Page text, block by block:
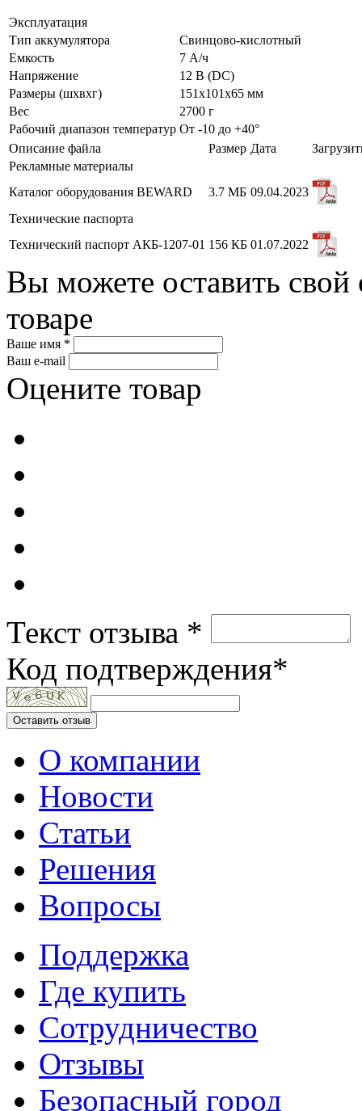
Эксплуатация
Тип аккумулятора
Свинцово-кислотный
Емкость
7 А/ч
Напряжение
12 В (DС)
Размеры (шхвхг)
151х101х65 мм
Вес
2700 г
Рабочий диапазон температур От -10 до +40°
Описание файла
Размер Дата
Рекламные материалы
Каталог оборудования BEWARD
3.7 МБ 09.04.2023
Технические паспорта
Технический паспорт АКБ-1207-01 156 КБ 01.07.2022
Вы можете оставить свой
товаре
Ваше имя *
Ваш e-mail
Оцените товар
Текст отзыва *
Код подтверждения*
Оставить отзыв
О компании
Новости
Статьи
Решения
Вопросы
Поддержка
Где купить
Сотрудничество
Отзывы
Безопасный город